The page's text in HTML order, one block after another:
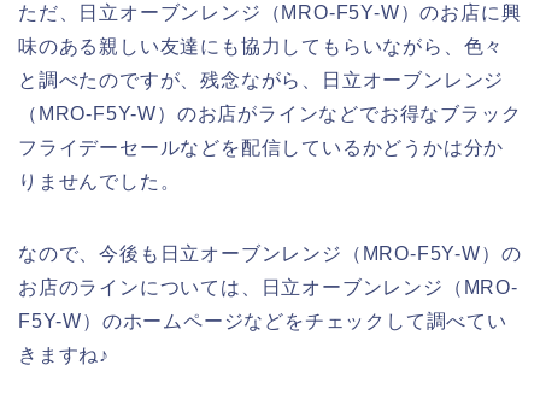
ただ、日立オーブンレンジ（MRO-F5Y-W）のお店に興
味のある親しい友達にも協力してもらいながら、色々
と調べたのですが、残念ながら、日立オーブンレンジ
（MRO-F5Y-W）のお店がラインなどでお得なブラック
フライデーセールなどを配信しているかどうかは分か
りませんでした。
なので、今後も日立オーブンレンジ（MRO-F5Y-W）の
お店のラインについては、日立オーブンレンジ（MRO-
F5Y-W）のホームページなどをチェックして調べてい
きますね♪